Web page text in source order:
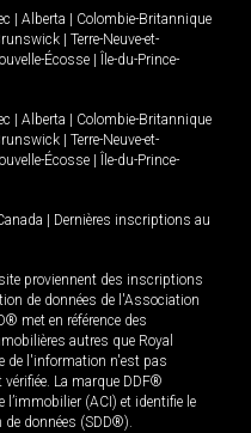
Alberta
Colombie-Britannique
Terre-Neuve-et-
Écosse
Île-du-Prince-
Alberta
Colombie-Britannique
Terre-Neuve-et-
Écosse
Île-du-Prince-
Dernières inscriptions au
proviennent des inscriptions
de données de l'Association
met en référence des
autres que Royal
de l'information n'est pas
La marque DDF®
(ACI) et identifie le
données (SDD®).